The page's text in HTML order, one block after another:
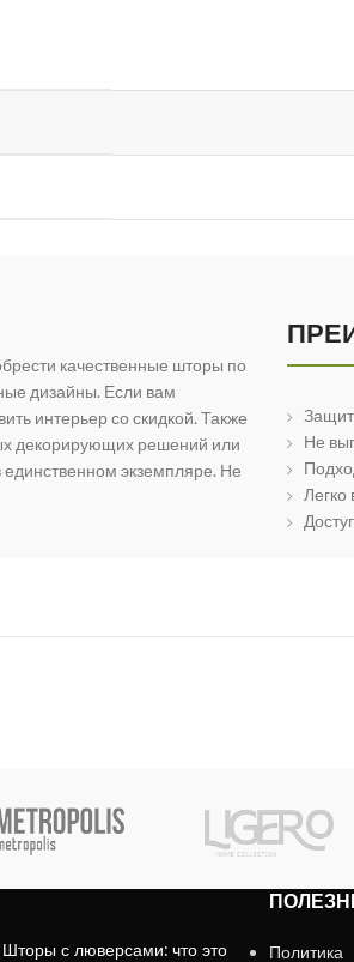
качественные шторы по
дизайны. Если вам
интерьер со скидкой. Также
декорирующих решений или
экземпляре. Не
Не
Шторы с люверсами: что это
Политика